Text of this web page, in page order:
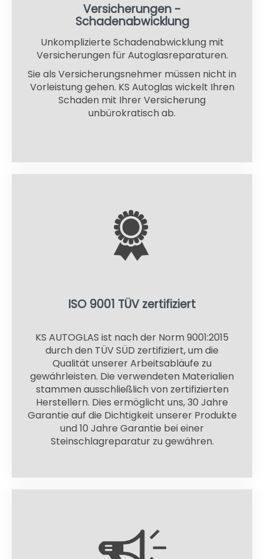
Versicherungen -
Schadenabwicklung
Unkomplizierte Schadenabwicklung mit
Versicherungen für Autoglasreparaturen.
Sie als Versicherungsnehmer müssen nicht in
Vorleistung gehen. KS Autoglas wickelt Ihren
Schaden mit Ihrer Versicherung
unbürokratisch ab.
ISO 9001 TÜV zertifiziert
KS AUTOGLAS ist nach der Norm 9001:2015
durch den TÜV SÜD zertifiziert, um die
Qualität unserer Arbeitsabläufe zu
gewährleisten. Die verwendeten Materialien
stammen ausschließlich von zertifizierten
Herstellern. Dies ermöglicht uns, 30 Jahre
Garantie auf die Dichtigkeit unserer Produkte
und 10 Jahre Garantie bei einer
Steinschlagreparatur zu gewähren.